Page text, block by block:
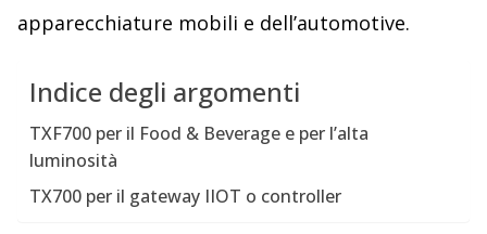
apparecchiature mobili e dell’automotive.
Indice degli argomenti
TXF700 per il Food & Beverage e per l’alta
luminosità
TX700 per il gateway IIOT o controller